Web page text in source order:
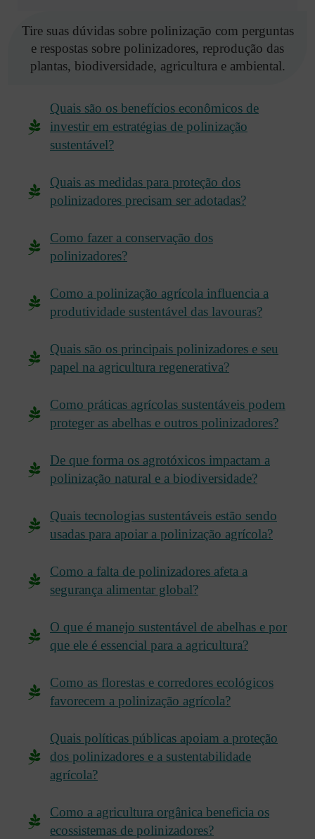
Tire suas dúvidas sobre polinização com perguntas
e respostas sobre polinizadores, reprodução das
plantas, biodiversidade, agricultura e ambiental.
Quais são os benefícios econômicos de
investir em estratégias de polinização
sustentável?
Quais as medidas para proteção dos
polinizadores precisam ser adotadas?
Como fazer a conservação dos
polinizadores?
Como a polinização agrícola influencia a
produtividade sustentável das lavouras?
Quais são os principais polinizadores e seu
papel na agricultura regenerativa?
Como práticas agrícolas sustentáveis podem
proteger as abelhas e outros polinizadores?
De que forma os agrotóxicos impactam a
polinização natural e a biodiversidade?
Quais tecnologias sustentáveis estão sendo
usadas para apoiar a polinização agrícola?
Como a falta de polinizadores afeta a
segurança alimentar global?
O que é manejo sustentável de abelhas e por
que ele é essencial para a agricultura?
Como as florestas e corredores ecológicos
favorecem a polinização agrícola?
Quais políticas públicas apoiam a proteção
dos polinizadores e a sustentabilidade
agrícola?
Como a agricultura orgânica beneficia os
ecossistemas de polinizadores?